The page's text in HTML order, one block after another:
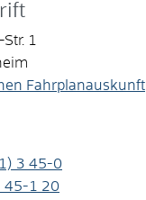
1
Fahrplanauskunft
3 45-0
45-1
20